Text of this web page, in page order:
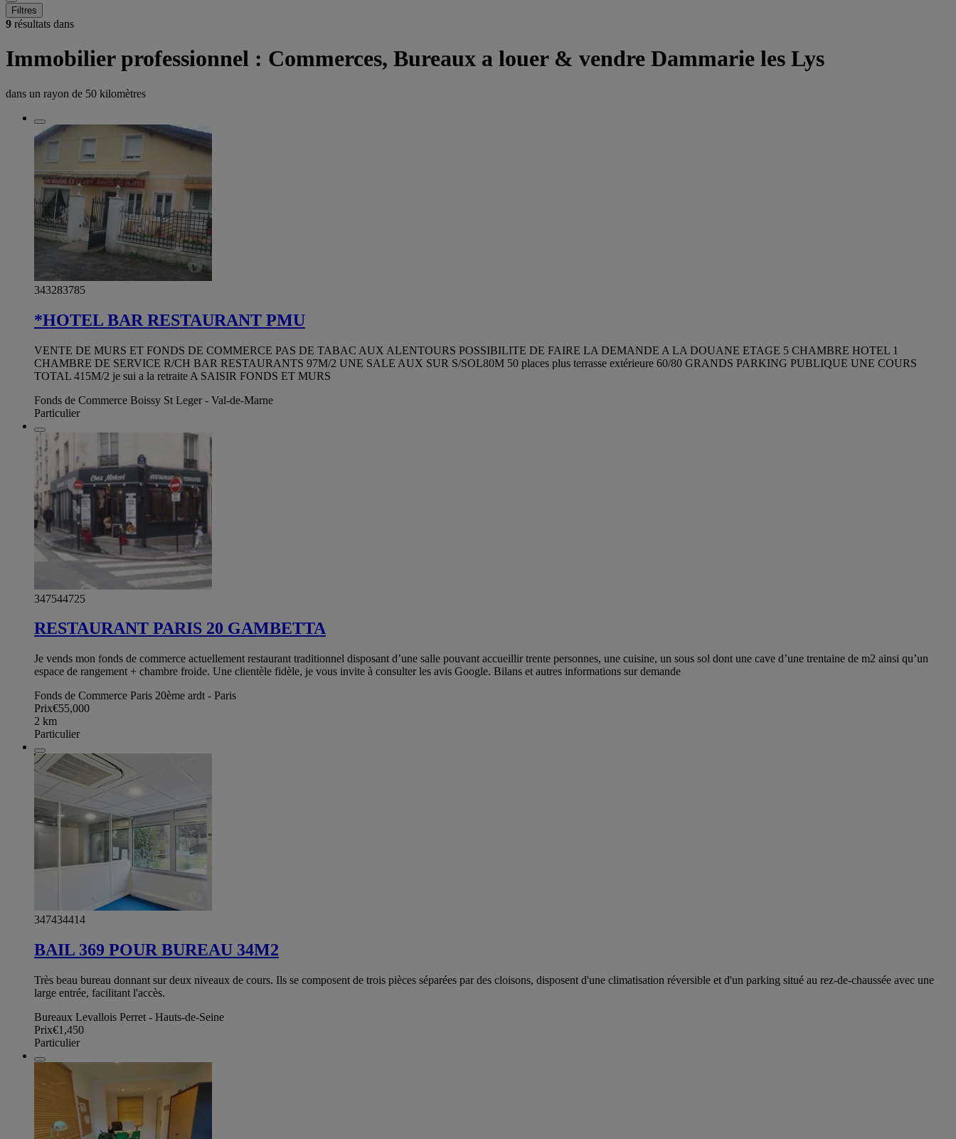
Filtres
9 résultats dans
Immobilier professionnel : Commerces, Bureaux a louer & vendre Dammarie les Lys
dans un rayon de 50 kilomètres
343283785
*HOTEL BAR RESTAURANT PMU
VENTE DE MURS ET FONDS DE COMMERCE PAS DE TABAC AUX ALENTOURS POSSIBILITE DE FAIRE LA DEMANDE A LA DOUANE ETAGE 5 CHAMBRE HOTEL 1
CHAMBRE DE SERVICE R/CH BAR RESTAURANTS 97M/2 UNE SALE AUX SUR S/SOL80M 50 places plus terrasse extérieure 60/80 GRANDS PARKING PUBLIQUE UNE COURS
TOTAL 415M/2 je sui a la retraite A SAISIR FONDS ET MURS
Fonds de Commerce Boissy St Leger - Val-de-Marne
Particulier
347544725
RESTAURANT PARIS 20 GAMBETTA
Je vends mon fonds de commerce actuellement restaurant traditionnel disposant d’une salle pouvant accueillir trente personnes, une cuisine, un sous sol dont une cave d’une trentaine de m2 ainsi qu’un
espace de rangement + chambre froide. Une clientèle fidèle, je vous invite à consulter les avis Google. Bilans et autres informations sur demande
Fonds de Commerce Paris 20ème ardt - Paris
Prix€55,000
2 km
Particulier
347434414
BAIL 369 POUR BUREAU 34M2
Très beau bureau donnant sur deux niveaux de cours. Ils se composent de trois pièces séparées par des cloisons, disposent d'une climatisation réversible et d'un parking situé au rez-de-chaussée avec une
large entrée, facilitant l'accès.
Bureaux Levallois Perret - Hauts-de-Seine
Prix€1,450
Particulier